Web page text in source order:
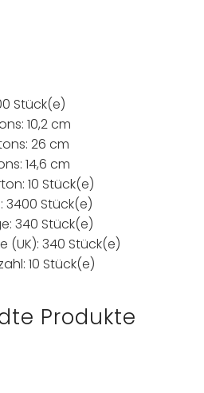
Stück(e)
10,2 cm
26 cm
14,6 cm
10 Stück(e)
3400 Stück(e)
340 Stück(e)
(UK): 340 Stück(e)
10 Stück(e)
Produkte